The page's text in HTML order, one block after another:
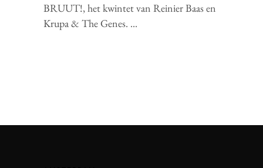
BRUUT!, het kwintet van Reinier Baas en
Krupa & The Genes.